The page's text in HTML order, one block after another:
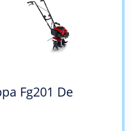
Fg201 De